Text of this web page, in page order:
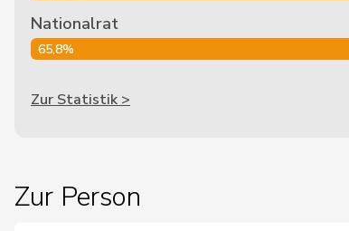
Nationalrat
65,8%
Zur Statistik >
Zur Person